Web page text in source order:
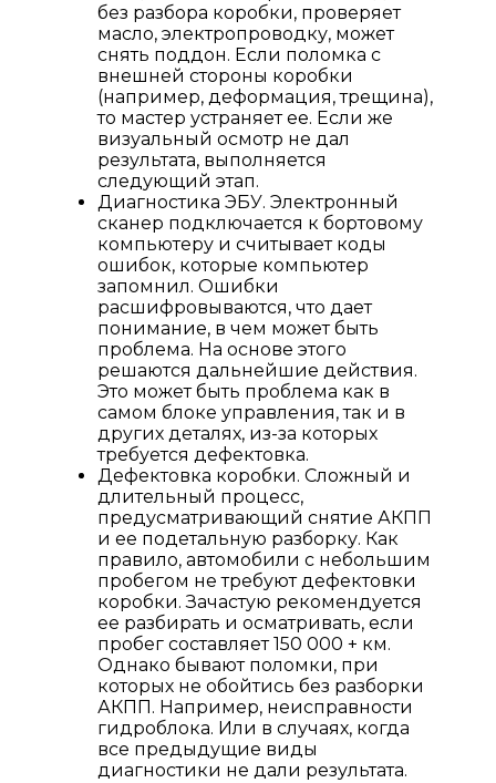
без разбора коробки, проверяет
масло, электропроводку, может
снять поддон. Если поломка с
внешней стороны коробки
(например, деформация, трещина),
то мастер устраняет ее. Если же
визуальный осмотр не дал
результата, выполняется
следующий этап.
Диагностика ЭБУ. Электронный
сканер подключается к бортовому
компьютеру и считывает коды
ошибок, которые компьютер
запомнил. Ошибки
расшифровываются, что дает
понимание, в чем может быть
проблема. На основе этого
решаются дальнейшие действия.
Это может быть проблема как в
самом блоке управления, так и в
других деталях, из-за которых
требуется дефектовка.
Дефектовка коробки. Сложный и
длительный процесс,
предусматривающий снятие АКПП
и ее подетальную разборку. Как
правило, автомобили с небольшим
пробегом не требуют дефектовки
коробки. Зачастую рекомендуется
ее разбирать и осматривать, если
пробег составляет 150 000 + км.
Однако бывают поломки, при
которых не обойтись без разборки
АКПП. Например, неисправности
гидроблока. Или в случаях, когда
все предыдущие виды
диагностики не дали результата.